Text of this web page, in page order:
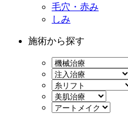
毛穴・赤み
しみ
施術から探す